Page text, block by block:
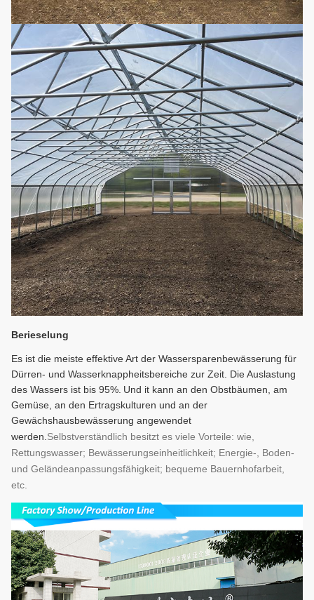
Berieselung
Es ist die meiste effektive Art der Wassersparenbewässerung für
Dürren- und Wasserknappheitsbereiche zur Zeit. Die Auslastung
des Wassers ist bis 95%. Und it kann an den Obstbäumen, am
Gemüse, an den Ertragskulturen und an der
Gewächshausbewässerung angewendet
werden. Selbstverständlich besitzt es viele Vorteile: wie,
Rettungswasser; Bewässerungseinheitlichkeit; Energie-, Boden-
und Geländeanpassungsfähigkeit; bequeme Bauernhofarbeit,
etc.